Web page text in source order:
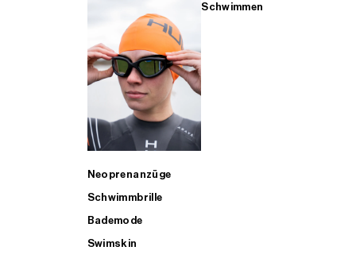
Schwimmen
Neoprenanzüge
Schwimmbrille
Bademode
Swimskin